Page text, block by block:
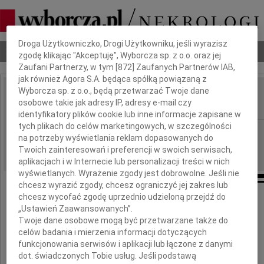
Nekrologi Odeszli Poradnik pogrzebowy
IMIĘ I NAZWISKO: Andrzej Pyłka
REGION: Lublin
DATA EMISJI: 09.10.2009
Drogiej Koleżance Pani Prof. dr hab.
Halinie Kowalskiej-Pyłka
serdeczne wyrazy współczucia
z powodu śmierci Jej
Dbamy o Twoją prywatność
Droga Użytkowniczko, Drogi Użytkowniku, jeśli wyrazisz
zgodę klikając "Akceptuję", Wyborcza sp. z o.o. oraz jej
Zaufani Partnerzy, w tym [872 ] Zaufanych Partnerów IAB,
jak również Agora S.A. będąca spółką powiązaną z
Wyborcza sp. z o.o., będą przetwarzać Twoje dane
osobowe takie jak adresy IP, adresy e-mail czy
identyfikatory plików cookie lub inne informacje zapisane w
tych plikach do celów marketingowych, w szczególności
na potrzeby wyświetlania reklam dopasowanych do
Twoich zainteresowań i preferencji w swoich serwisach,
aplikacjach i w Internecie lub personalizacji treści w nich
wyświetlanych. Wyrażenie zgody jest dobrowolne. Jeśli nie
chcesz wyrazić zgody, chcesz ograniczyć jej zakres lub
chcesz wycofać zgodę uprzednio udzieloną przejdź do
„Ustawień Zaawansowanych”.
Twoje dane osobowe mogą być przetwarzane także do
celów badania i mierzenia informacji dotyczących
funkcjonowania serwisów i aplikacji lub łączone z danymi
dot. świadczonych Tobie usług. Jeśli podstawą